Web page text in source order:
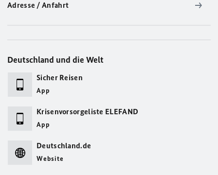
Adresse / Anfahrt
Deutschland und die Welt
Sicher Reisen
App
Krisenvorsorgeliste ELEFAND
App
Deutschland.de
Website